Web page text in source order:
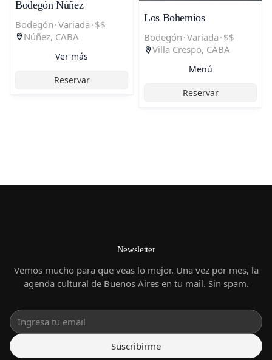
Bodegón Núñez
Bodegón ·Variada · $$
Núñez, CABA
Ver más
Reservar
Los Bohemios
Bodegón ·Variada · $$
Villa Crespo, CABA
Menú
Reservar
Newsletter
Vemos mucho para que veas lo mejor. Una vez por mes, la
agenda cultural de Buenos Aires en tu mail. Sin spam.
Suscribirme